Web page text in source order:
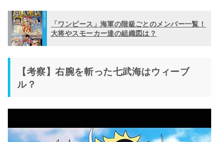
「ワンピース」海軍の階級ごとのメンバー一覧！
大将やスモーカー達の組織図は？
【考察】右腕を斬った七武海はウィーブ
ル？